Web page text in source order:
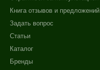
Книга отзывов и предложений
Задать вопрос
Статьи
Каталог
Бренды